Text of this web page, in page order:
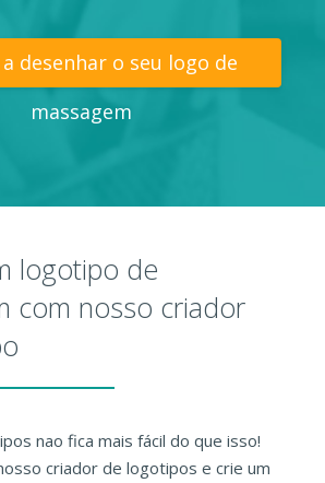
a desenhar o seu logo de
massagem
logotipo de
com nosso criador
nao fica mais fácil do que isso!
criador de logotipos e crie um